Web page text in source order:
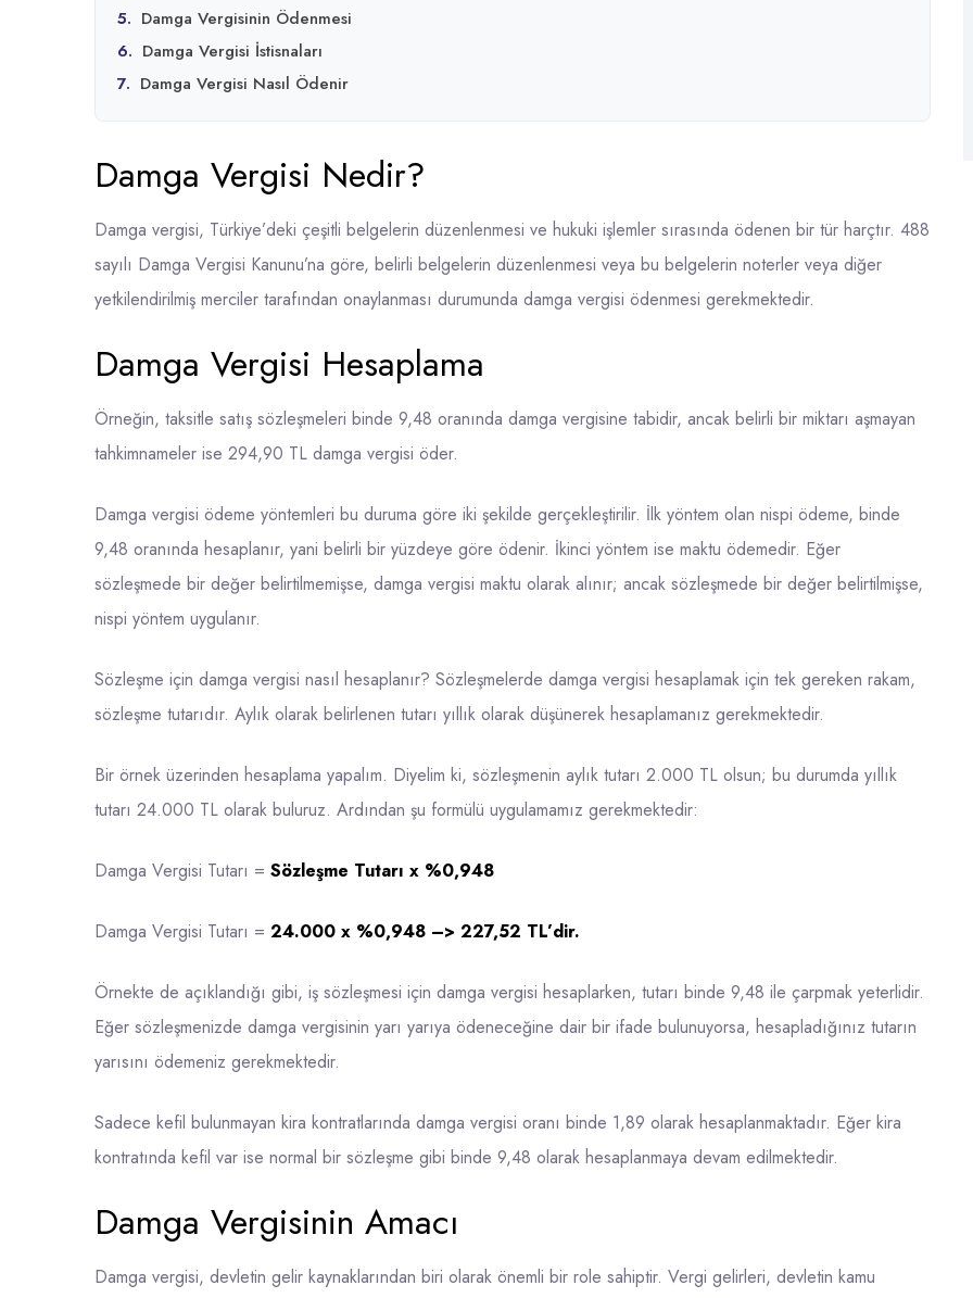
5. Damga Vergisinin Ödenmesi
6. Damga Vergisi İstisnaları
7. Damga Vergisi Nasıl Ödenir
Damga Vergisi Nedir?
Damga vergisi, Türkiye’deki çeşitli belgelerin düzenlenmesi ve hukuki işlemler sırasında ödenen bir tür harçtır. 488
sayılı Damga Vergisi Kanunu’na göre, belirli belgelerin düzenlenmesi veya bu belgelerin noterler veya diğer
yetkilendirilmiş merciler tarafından onaylanması durumunda damga vergisi ödenmesi gerekmektedir.
Damga Vergisi Hesaplama
Örneğin, taksitle satış sözleşmeleri binde 9,48 oranında damga vergisine tabidir, ancak belirli bir miktarı aşmayan
tahkimnameler ise 294,90 TL damga vergisi öder.
Damga vergisi ödeme yöntemleri bu duruma göre iki şekilde gerçekleştirilir. İlk yöntem olan nispi ödeme, binde
9,48 oranında hesaplanır, yani belirli bir yüzdeye göre ödenir. İkinci yöntem ise maktu ödemedir. Eğer
sözleşmede bir değer belirtilmemişse, damga vergisi maktu olarak alınır; ancak sözleşmede bir değer belirtilmişse,
nispi yöntem uygulanır.
Sözleşme için damga vergisi nasıl hesaplanır? Sözleşmelerde damga vergisi hesaplamak için tek gereken rakam,
sözleşme tutarıdır. Aylık olarak belirlenen tutarı yıllık olarak düşünerek hesaplamanız gerekmektedir.
Bir örnek üzerinden hesaplama yapalım. Diyelim ki, sözleşmenin aylık tutarı 2.000 TL olsun; bu durumda yıllık
tutarı 24.000 TL olarak buluruz. Ardından şu formülü uygulamamız gerekmektedir:
Damga Vergisi Tutarı = Sözleşme Tutarı x %0,948
Damga Vergisi Tutarı = 24.000 x %0,948 –> 227,52 TL’dir.
Örnekte de açıklandığı gibi, iş sözleşmesi için damga vergisi hesaplarken, tutarı binde 9,48 ile çarpmak yeterlidir.
Eğer sözleşmenizde damga vergisinin yarı yarıya ödeneceğine dair bir ifade bulunuyorsa, hesapladığınız tutarın
yarısını ödemeniz gerekmektedir.
Sadece kefil bulunmayan kira kontratlarında damga vergisi oranı binde 1,89 olarak hesaplanmaktadır. Eğer kira
kontratında kefil var ise normal bir sözleşme gibi binde 9,48 olarak hesaplanmaya devam edilmektedir.
Damga Vergisinin Amacı
Damga vergisi, devletin gelir kaynaklarından biri olarak önemli bir role sahiptir. Vergi gelirleri, devletin kamu